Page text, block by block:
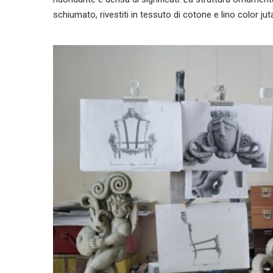
schiumato, rivestiti in tessuto di cotone e lino color